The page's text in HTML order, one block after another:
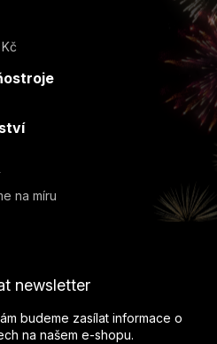
p
k
p
na míru
newsletter
budeme zasílat informace o
na našem e-shopu.